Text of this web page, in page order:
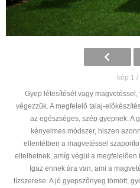
kép 1 /
Gyep létesítését vagy
végezzük. A megfelelõ talaj-
az egészséges, szép gyepnek. A
kényelmes módszer, hiszen
ellentétben a magvetéssel
eltelhetnek, amíg végül a megfelelõen
Igaz ennek ára van, ami a
tízszerese. A jó gyepszõnyeg tömött,